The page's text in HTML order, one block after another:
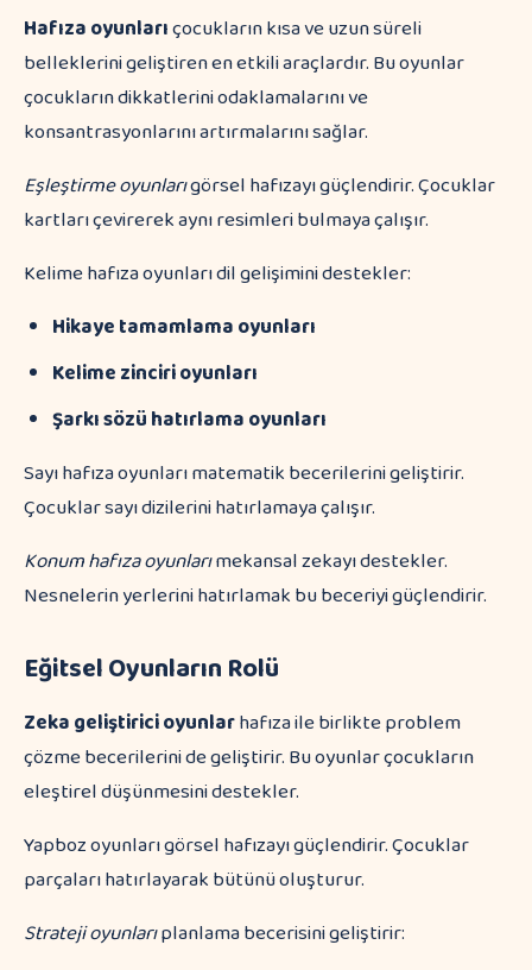
Hafıza oyunlarıçocukların kısa ve uzun süreli
belleklerini geliştiren en etkili araçlardır. Bu oyunlar
çocukların dikkatlerini odaklamalarını ve
konsantrasyonlarını artırmalarını sağlar.
Eşleştirme oyunlarıgörsel hafızayı güçlendirir. Çocuklar
kartları çevirerek aynı resimleri bulmaya çalışır.
Kelime hafıza oyunları dil gelişimini destekler:
Hikaye tamamlama oyunları
Kelime zinciri oyunları
Şarkı sözü hatırlama oyunları
Sayı hafıza oyunları matematik becerilerini geliştirir.
Çocuklar sayı dizilerini hatırlamaya çalışır.
Konum hafıza oyunlarımekansal zekayı destekler.
Nesnelerin yerlerini hatırlamak bu beceriyi güçlendirir.
Eğitsel Oyunların Rolü
Zeka geliştirici oyunlarhafıza ile birlikte problem
çözme becerilerini de geliştirir. Bu oyunlar çocukların
eleştirel düşünmesini destekler.
Yapboz oyunları görsel hafızayı güçlendirir. Çocuklar
parçaları hatırlayarak bütünü oluşturur.
Strateji oyunlarıplanlama becerisini geliştirir: